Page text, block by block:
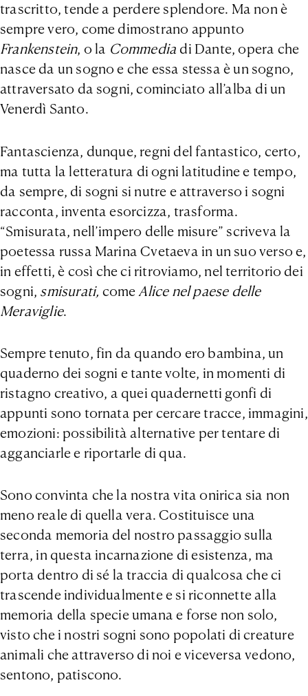
trascritto, tende a perdere splendore. Ma non è
sempre vero, come dimostrano appunto
Frankenstein, o la Commediadi Dante, opera che
nasce da un sogno e che essa stessa è un sogno,
attraversato da sogni, cominciato all’alba di un
Venerdì Santo.
Fantascienza, dunque, regni del fantastico, certo,
ma tutta la letteratura di ogni latitudine e tempo,
da sempre, di sogni si nutre e attraverso i sogni
racconta, inventa esorcizza, trasforma.
“Smisurata, nell’impero delle misure” scriveva la
poetessa russa Marina Cvetaeva in un suo verso e,
in effetti, è così che ci ritroviamo, nel territorio dei
sogni, smisurati, come Alice nel paese delle
Meraviglie.
Sempre tenuto, fin da quando ero bambina, un
quaderno dei sogni e tante volte, in momenti di
ristagno creativo, a quei quadernetti gonfi di
appunti sono tornata per cercare tracce, immagini,
emozioni: possibilità alternative per tentare di
agganciarle e riportarle di qua.
Sono convinta che la nostra vita onirica sia non
meno reale di quella vera. Costituisce una
seconda memoria del nostro passaggio sulla
terra, in questa incarnazione di esistenza, ma
porta dentro di sé la traccia di qualcosa che ci
trascende individualmente e si riconnette alla
memoria della specie umana e forse non solo,
visto che i nostri sogni sono popolati di creature
animali che attraverso di noi e viceversa vedono,
sentono, patiscono.